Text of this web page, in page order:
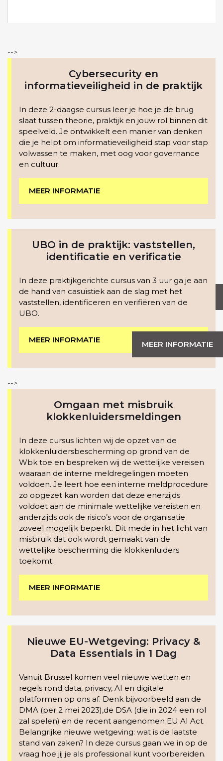
MEER INFORMATIE
-->
Cybersecurity en
informatieveiligheid in de praktijk
In deze 2-daagse cursus leer je hoe je de brug
slaat tussen theorie, praktijk en jouw rol binnen dit
speelveld. Je ontwikkelt een manier van denken
die je helpt om informatieveiligheid stap voor stap
volwassen te maken, met oog voor governance
en cultuur.
MEER INFORMATIE
UBO in de praktijk: vaststellen,
identificatie en verificatie
In deze praktijkgerichte cursus van 3 uur ga je aan
de hand van casuïstiek aan de slag met het
vaststellen, identificeren en verifiëren van de
UBO.
MEER INFORMATIE MEER INFORMATIE
-->
Omgaan met misbruik
klokkenluidersmeldingen
In deze cursus lichten wij de opzet van de
klokkenluidersbescherming op grond van de
Wbk toe en bespreken wij de wettelijke vereisen
waaraan de interne meldregelingen moeten
voldoen. Je leert hoe een interne meldprocedure
zo opgezet kan worden dat deze enerzijds
voldoet aan de minimale wettelijke vereisten en
anderzijds ook de risico’s voor de organisatie
zoveel mogelijk beperkt. Dit mede in het licht van
misbruik dat ook wordt gemaakt van de
wettelijke bescherming die klokkenluiders
toekomt.
MEER INFORMATIE
Nieuwe EU-Wetgeving: Privacy &
Data Essentials in 1 Dag
Vanuit Brussel komen veel nieuwe wetten en
regels rond data, privacy, AI en digitale
platformen op ons af. Denk bijvoorbeeld aan de
DMA (per 2 mei 2023),de DSA (die in 2024 een rol
zal spelen) en de recent aangenomen EU AI Act.
Belangrijke nieuwe wetgeving: wat is de laatste
stand van zaken? In deze cursus gaan we in op de
vraag hoe jij je als professional kunt voorbereiden.